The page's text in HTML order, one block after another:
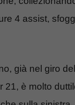
4 assist,
già nel giro
21, è molto